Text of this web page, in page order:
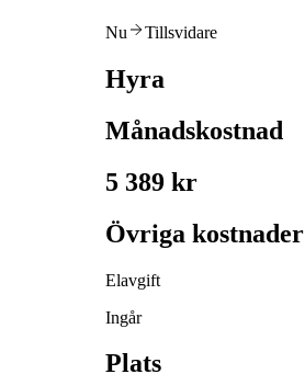
Nu Tillsvidare
Hyra
Månadskostnad
5 389 kr
Övriga kostnader
Elavgift
Ingår
Plats